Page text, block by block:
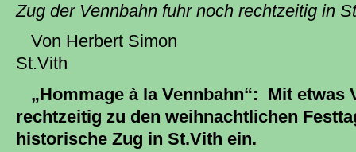
Zug der Vennbahn fuhr noch rechtzeitig in
Von Herbert Simon
St.Vith
„Hommage à la Vennbahn“: Mit etwas
rechtzeitig zu den weihnachtlichen
historische Zug in St.Vith ein.